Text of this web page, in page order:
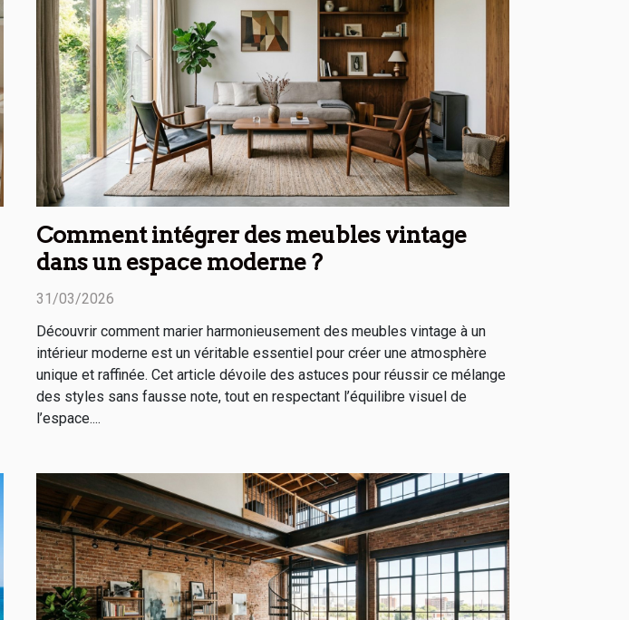
Comment intégrer des meubles vintage
dans un espace moderne ?
31/03/2026
Découvrir comment marier harmonieusement des meubles vintage à un
intérieur moderne est un véritable essentiel pour créer une atmosphère
unique et raffinée. Cet article dévoile des astuces pour réussir ce mélange
des styles sans fausse note, tout en respectant l’équilibre visuel de
l’espace....